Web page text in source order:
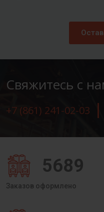
Свяжитесь с
+7 (861) 241-02-03
5689
Заказов оформлено